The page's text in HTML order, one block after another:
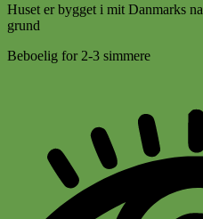
Huset er bygget i mit Danmarks
grund
Beboelig for 2-3 simmere